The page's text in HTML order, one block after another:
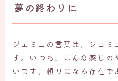
夢の終わりに
ジェミニの言葉は、ジェミ
す。いつも、こんな感じの
います。頼りになる存在で